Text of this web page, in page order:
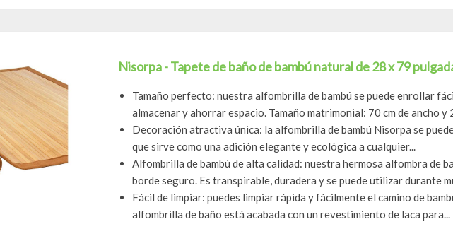
Nisorpa - Tapete de baño de bambú natural de 28 x 79
Tamaño perfecto: nuestra alfombrilla de bambú se puede enrollar
almacenar y ahorrar espacio. Tamaño matrimonial: 70 cm de ancho y
Decoración atractiva única: la alfombrilla de bambú Nisorpa se
que sirve como una adición elegante y ecológica a cualquier...
Alfombrilla de bambú de alta calidad: nuestra hermosa alfombra de
borde seguro. Es transpirable, duradera y se puede utilizar durante
Fácil de limpiar: puedes limpiar rápida y fácilmente el camino de
alfombrilla de baño está acabada con un revestimiento de laca para...